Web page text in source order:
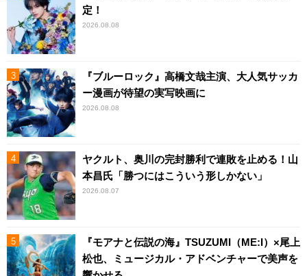
定！
2026.08.08
『ブルーロック』高橋文哉主演、大人気サッカ
ー漫画が待望の実写映画に
2026.08.08
ヤクルト、奥川の完封勝利で連敗を止める！山
本昌氏「勝つにはこういう形しかない」
2026.08.07
『モアナと伝説の海』TSUZUMI（ME:I）×尾上
松也、ミュージカル・アドベンチャーで美声を